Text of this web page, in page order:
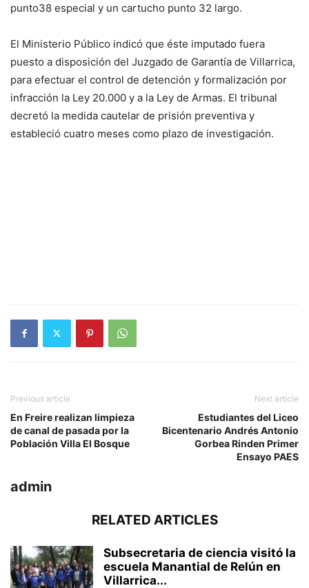
punto38 especial y un cartucho punto 32 largo.
El Ministerio Público indicó que éste imputado fuera
puesto a disposición del Juzgado de Garantía de Villarrica,
para efectuar el control de detención y formalización por
infracción la Ley 20.000 y a la Ley de Armas. El tribunal
decretó la medida cautelar de prisión preventiva y
estableció cuatro meses como plazo de investigación.
Previous article
En Freire realizan limpieza
de canal de pasada por la
Población Villa El Bosque
Next article
Estudiantes del Liceo
Bicentenario Andrés Antonio
Gorbea Rinden Primer
Ensayo PAES
admin
RELATED ARTICLES
Subsecretaria de ciencia visitó la
escuela Manantial de Relún en
Villarrica...